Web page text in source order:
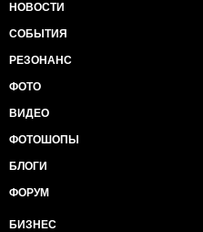
НОВОСТИ
СОБЫТИЯ
РЕЗОНАНС
ФОТО
ВИДЕО
ФОТОШОПЫ
БЛОГИ
ФОРУМ
БИЗНЕС